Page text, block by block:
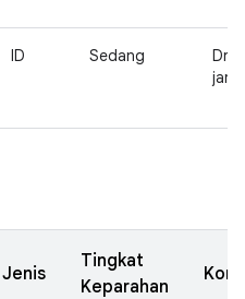
ID Sedang
Jenis
Tingkat
Keparahan